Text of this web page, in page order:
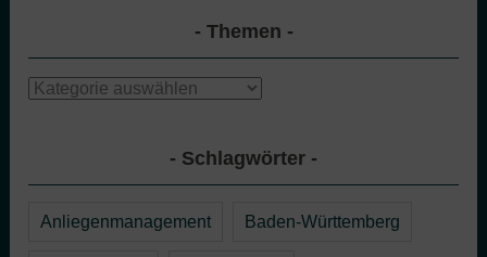
Themen
Themen
Schlagwörter
Anliegenmanagement Baden-Württemberg